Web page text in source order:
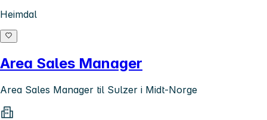
Heimdal
Area Sales Manager
Area Sales Manager til Sulzer i Midt-Norge